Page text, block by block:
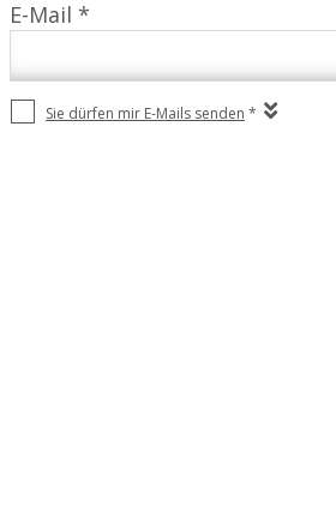
E-Mail *
Sie dürfen mir E-Mails senden *